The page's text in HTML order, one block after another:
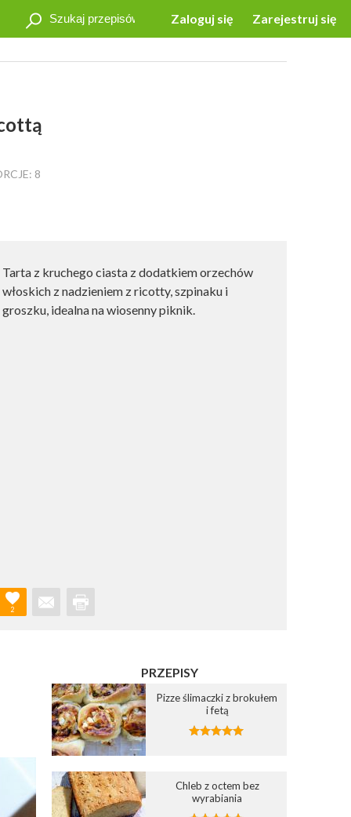
Zaloguj się Zarejestruj się
8
Tarta z kruchego ciasta z dodatkiem orzechów
włoskich z nadzieniem z ricotty, szpinaku i
groszku, idealna na wiosenny piknik.
2
PRZEPISY
Pizze ślimaczki z brokułem
i fetą
Chleb z octem bez
wyrabiania